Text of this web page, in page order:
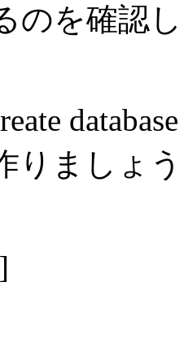
のを確認
りましょ
]